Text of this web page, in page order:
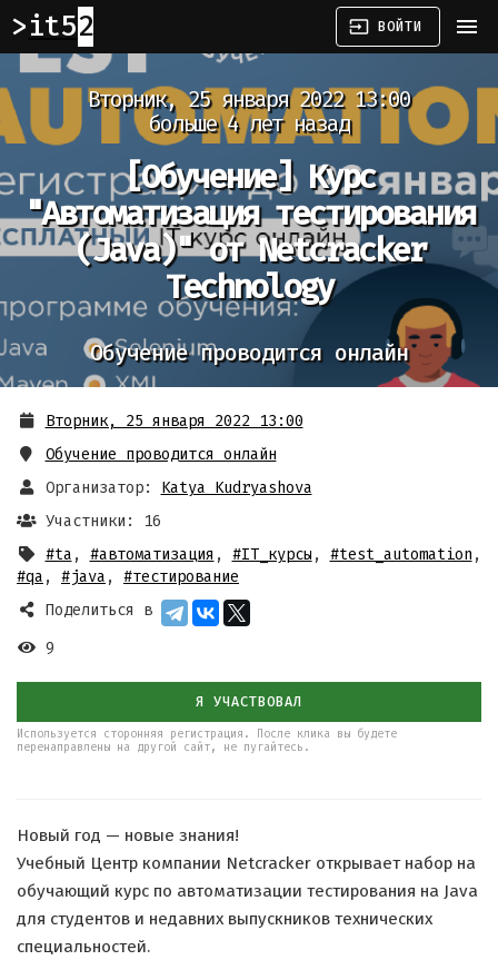
it52 input ВОЙТИ menu
Вторник, 25 января 2022 13:00
больше 4 лет назад
[Обучение]
Курс
"Автоматизация тестирования
(Java)" от Netcracker
Technology
Обучение проводится онлайн
Вторник, 25 января 2022 13:00
Обучение проводится онлайн
Организатор:
Katya Kudryashova
Участники: 16
#ta , #автоматизация , #IT_курсы , #test_automation ,
#qa , #java , #тестирование
Поделиться в
9
Я УЧАСТВОВАЛ
Используется сторонняя регистрация. После клика вы будете
перенаправлены на другой сайт, не пугайтесь.
Новый год — новые знания!
Учебный Центр компании Netcracker открывает набор на
обучающий курс по автоматизации тестирования на Java
для студентов и недавних выпускников технических
специальностей.